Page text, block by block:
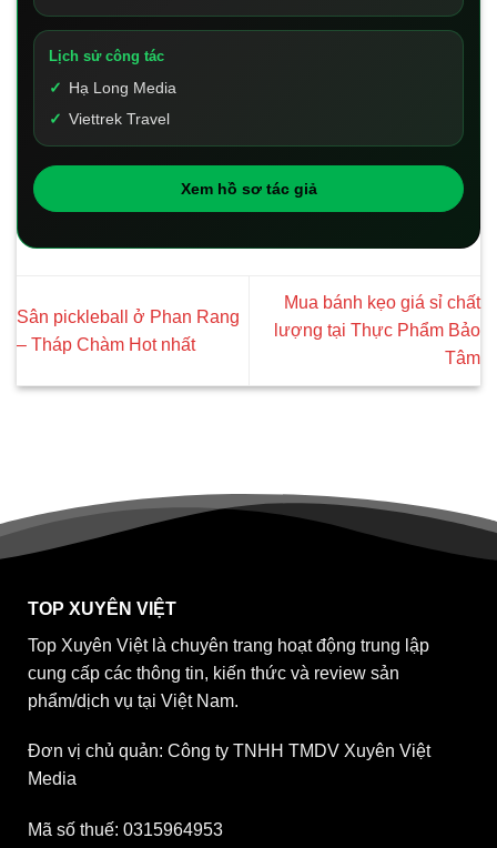
Lịch sử công tác
Hạ Long Media
Viettrek Travel
Xem hồ sơ tác giả
Sân pickleball ở Phan Rang
– Tháp Chàm Hot nhất
Mua bánh kẹo giá sỉ chất
lượng tại Thực Phẩm Bảo
Tâm
TOP XUYÊN VIỆT
Top Xuyên Việt là chuyên trang hoạt động trung lập
cung cấp các thông tin, kiến thức và review sản
phẩm/dịch vụ tại Việt Nam.
Đơn vị chủ quản: Công ty TNHH TMDV Xuyên Việt
Media
Mã số thuế: 0315964953